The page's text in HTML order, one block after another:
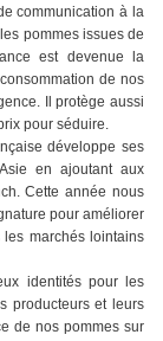
communication à la
pommes issues de
est devenue la
de nos
Il protège aussi
pour séduire.
développe ses
en ajoutant aux
Cette année nous
pour améliorer
marchés lointains
identités pour les
producteurs et leurs
de nos pommes sur